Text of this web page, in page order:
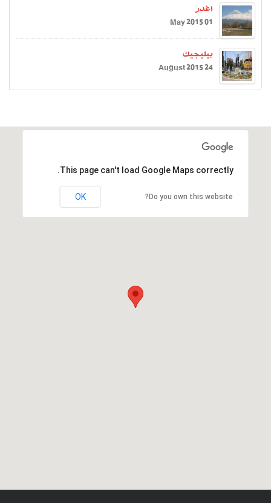
اغدر
01 May 2015
بيليجيك
24 August 2015
This page can't load Google Maps correctly.
Do you own this website?
OK